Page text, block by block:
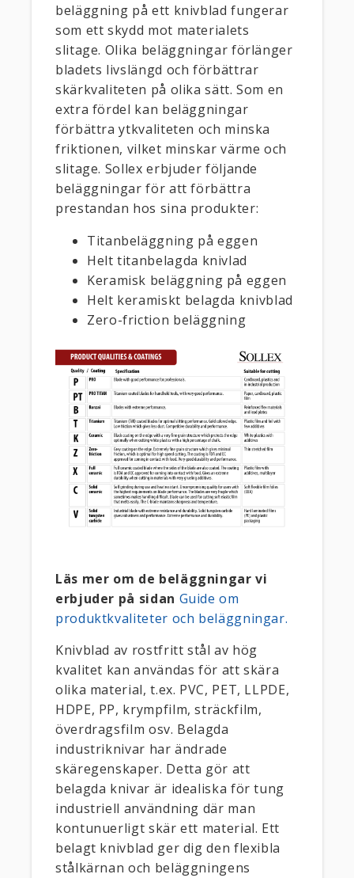
beläggning på ett knivblad fungerar
som ett skydd mot materialets
slitage. Olika beläggningar förlänger
bladets livslängd och förbättrar
skärkvaliteten på olika sätt. Som en
extra fördel kan beläggningar
förbättra ytkvaliteten och minska
friktionen, vilket minskar värme och
slitage. Sollex erbjuder följande
beläggningar för att förbättra
prestandan hos sina produkter:
Titanbeläggning på eggen
Helt titanbelagda knivlad
Keramisk beläggning på eggen
Helt keramiskt belagda knivblad
Zero-friction beläggning
Läs mer om de beläggningar vi
erbjuder på sidan Guide om
produktkvaliteter och beläggningar.
Knivblad av rostfritt stål av hög
kvalitet kan användas för att skära
olika material, t.ex. PVC, PET, LLPDE,
HDPE, PP, krympfilm, sträckfilm,
överdragsfilm osv. Belagda
industriknivar har ändrade
skäregenskaper. Detta gör att
belagda knivar är idealiska för tung
industriell användning där man
kontunuerligt skär ett material. Ett
belagt knivblad ger dig den flexibla
stålkärnan och beläggningens